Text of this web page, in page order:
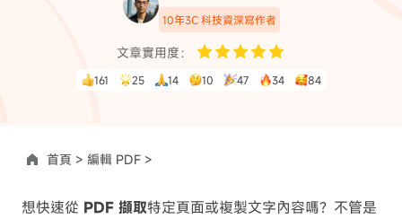
10年3C 科技資深寫作者
文章實用度：
161 25 14 10 47 34 84
首頁 > 編輯 PDF >
想快速從 PDF 擷取特定頁面或複製文字內容嗎？不管是